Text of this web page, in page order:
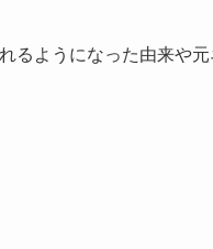
るようになった由来や